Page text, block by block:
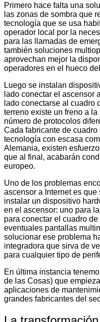
Primero hace falta una
las zonas de sombra que
tecnología que se usa
operador local por la
para las llamadas de
también soluciones
aprovechan mejor la
operadores en el hueco
Luego se instalan
lado conectar el ascensor
lado conectarse al cuadro
terreno existe un freno a
número de protocolos
Cada fabricante de
tecnología con escasa
Alemania, existen
que al final, acabarán
europeo.
Uno de los problemas
ascensor a Internet es que
instalar un dispositivo
en el ascensor: uno para
para conectar el cuadro
eventuales pantallas
solucionar ese problema
integradora que sirva de
para cualquier tipo de
En última instancia
de las Cosas) que
aplicaciones de
grandes fabricantes del